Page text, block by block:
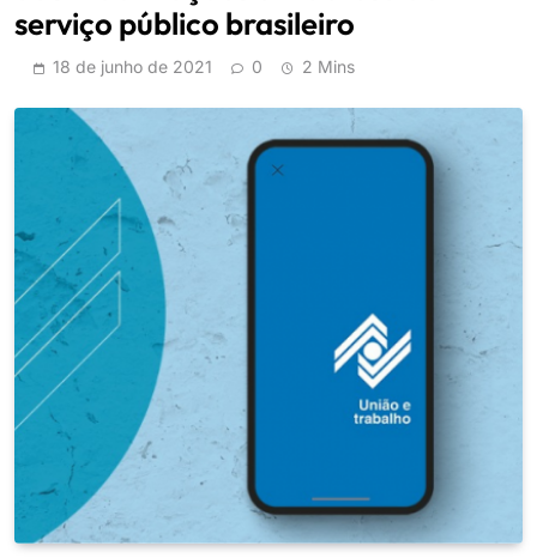
serviço público brasileiro
18 de junho de 2021 0 2 Mins